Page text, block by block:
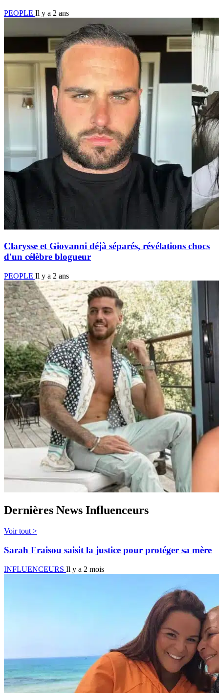
PEOPLE Il y a 2 ans
Clarysse et Giovanni déjà séparés, révélations chocs
d'un célèbre blogueur
PEOPLE Il y a 2 ans
Dernières News Influenceurs
Voir tout >
Sarah Fraisou saisit la justice pour protéger sa mère
INFLUENCEURS Il y a 2 mois